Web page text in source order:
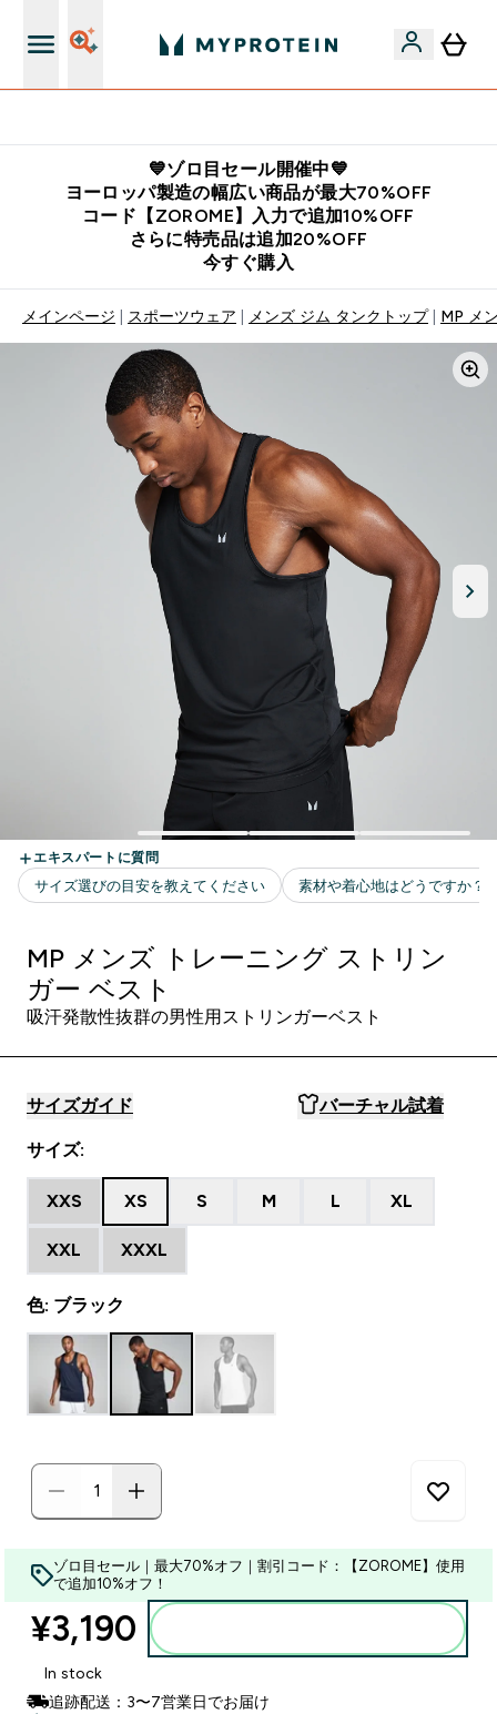
💙ゾロ目セール開催中💙
ヨーロッパ製造の幅広い商品が最大70%OFF
コード【ZOROME】入力で追加10%OFF
さらに特売品は追加20%OFF
今すぐ購入
メインページ スポーツウェア メンズ ジム タンクトップ MP メ
MP メンズ トレーニング ストリン
ガー ベスト
吸汗発散性抜群の男性用ストリンガーベスト
サイズガイド バーチャル試着
サイズ:
XXS XS S M L XL
XXL XXXL
色: ブラック
ゾロ目セール｜最大70%オフ｜割引コード：【ZOROME】使用
で追加10%オフ！
¥3,190‎
In stock
追跡配送：3〜7営業日でお届け